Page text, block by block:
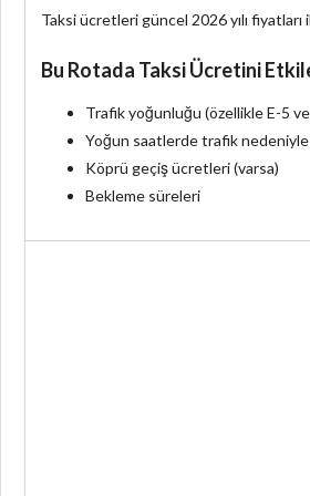
Taksi ücretleri güncel 2026 yılı fiyatları
Bu Rotada Taksi Ücretini
Trafik yoğunluğu (özellikle E-5
Yoğun saatlerde trafik nedeniyle
Köprü geçiş ücretleri (varsa)
Bekleme süreleri